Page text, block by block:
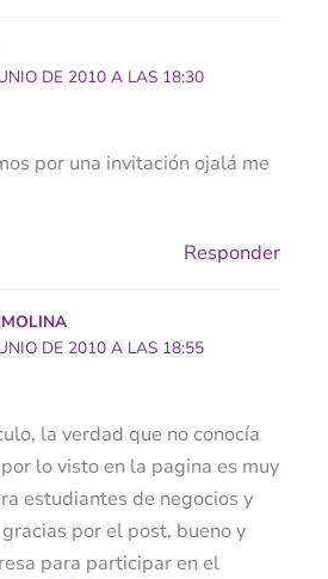
DE 2010 A LAS 18:30
por una invitación ojalá me
Responder
DE 2010 A LAS 18:55
la verdad que no conocía
lo visto en la pagina es muy
estudiantes de negocios y
por el post, bueno y
para participar en el